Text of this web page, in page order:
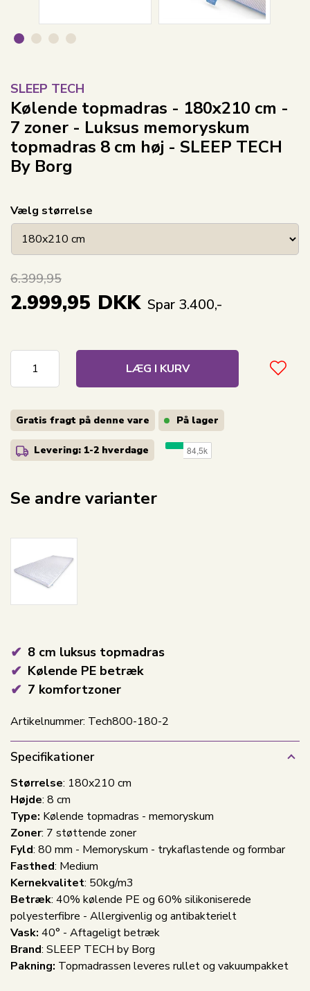
SLEEP TECH
Kølende topmadras - 180x210 cm -
7 zoner - Luksus memoryskum
topmadras 8 cm høj - SLEEP TECH
By Borg
8 cm luksus topmadras
Kølende PE betræk
7 komfortzoner
Vælg størrelse
6.399,95
2.999,95 DKK Spar 3.400,-
LÆG I KURV
Gratis fragt på denne vare På lager
Levering: 1-2 hverdage
Artikelnummer: Tech800-180-2
Se andre varianter
Specifikationer
Størrelse: 180x210 cm
Højde: 8 cm
Type: Kølende topmadras - memoryskum
Zoner: 7 støttende zoner
Fyld: 80 mm - Memoryskum - trykaflastende og formbar
Fasthed: Medium
Kernekvalitet: 50kg/m3
Betræk: 40% kølende PE og 60% silikoniserede
polyesterfibre - Allergivenlig og antibakterielt
Vask: 40° - Aftageligt betræk
Brand: SLEEP TECH by Borg
Pakning: Topmadrassen leveres rullet og vakuumpakket